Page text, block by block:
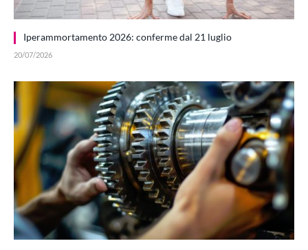
Iperammortamento 2026: conferme dal 21 luglio
20/07/2026